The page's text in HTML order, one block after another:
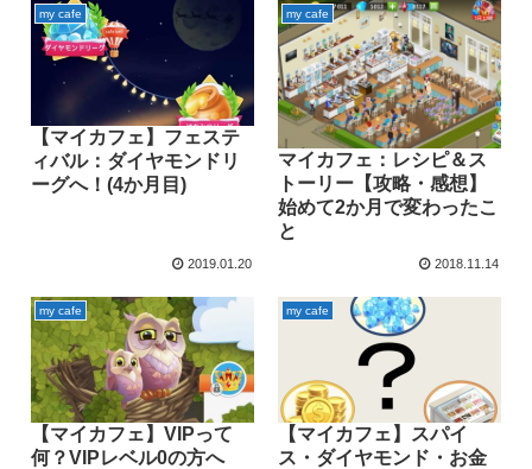
my cafe
【マイカフェ】フェステ
ィバル：ダイヤモンドリ
ーグへ！(4か月目)
2019.01.20
my cafe
マイカフェ：レシピ＆ス
トーリー【攻略・感想】
始めて2か月で変わったこ
と
2018.11.14
my cafe
【マイカフェ】VIPって
何？VIPレベル0の方へ
my cafe
【マイカフェ】スパイ
ス・ダイヤモンド・お金